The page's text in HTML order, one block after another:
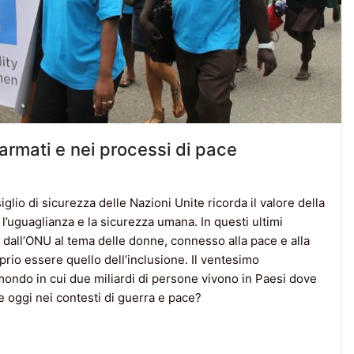
e nei processi di pace
di sicurezza delle Nazioni Unite ricorda il valore della
e la sicurezza umana. In questi ultimi
al tema delle donne, connesso alla pace e alla
essere quello dell’inclusione. Il ventesimo
in cui due miliardi di persone vivono in Paesi dove
oggi nei contesti di guerra e pace?